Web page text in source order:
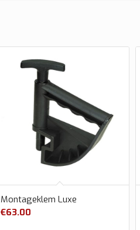
Montageklem Luxe
€63.00